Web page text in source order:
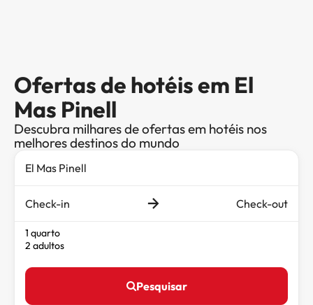
Ofertas de hotéis em El
Mas Pinell
Descubra milhares de ofertas em hotéis nos
melhores destinos do mundo
Check-in Check-out
1 quarto
2 adultos
Pesquisar